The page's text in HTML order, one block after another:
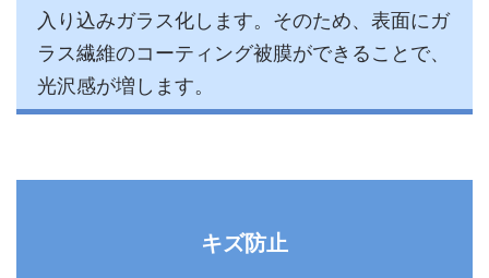
入り込みガラス化します。そのため、表面にガ
ラス繊維のコーティング被膜ができることで、
光沢感が増します。
キズ防止